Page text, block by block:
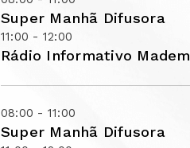
Super Manhã Difusora
11:00 - 12:00
Rádio Informativo Madem
08:00 - 11:00
Super Manhã Difusora